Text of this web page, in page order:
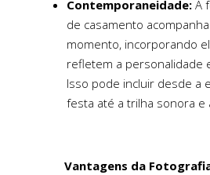
Contemporaneidade: A
de casamento
momento, incorporando
refletem a personalidade
Isso pode incluir desde a
festa até a trilha sonora e
Vantagens da